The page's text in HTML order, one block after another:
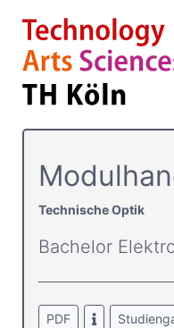
Technische Optik
Bachelor
PDF